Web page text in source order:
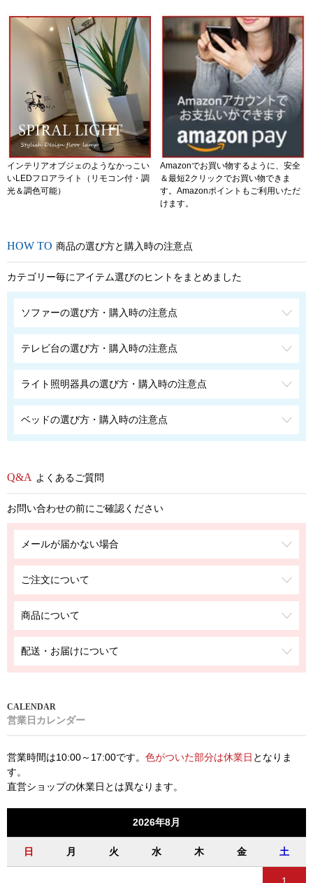
インテリアオブジェのようなかっこい
いLEDフロアライト（リモコン付・調
光＆調色可能）
Amazonでお買い物するように、安全
＆最短2クリックでお買い物できま
す。Amazonポイントもご利用いただ
けます。
商品の選び方と購入時の注意点
カテゴリー毎にアイテム選びのヒントをまとめました
ソファーの選び方・購入時の注意点
テレビ台の選び方・購入時の注意点
ライト照明器具の選び方・購入時の注意点
ベッドの選び方・購入時の注意点
よくあるご質問
お問い合わせの前にご確認ください
メールが届かない場合
ご注文について
商品について
配送・お届けについて
営業日カレンダー
営業時間は10:00～17:00です。 色がついた部分は休業日 となりま
す。
直営ショップの休業日とは異なります。
2026年8月
日 月 火 水 木 金 土
1